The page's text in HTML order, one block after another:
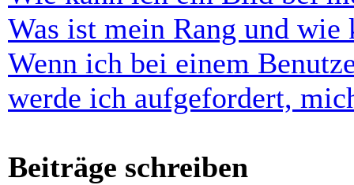
Was ist mein Rang und wie
Wenn ich bei einem
werde ich aufgefordert,
Beiträge schreiben